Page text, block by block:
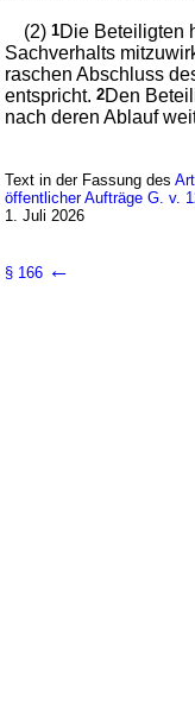
(2)1Die Beteiligten
Sachverhalts
raschen Abschluss
entspricht.2Den
nach deren Ablauf
Text in der Fassung des
öffentlicher Aufträge G. v.
1. Juli 2026
§ 166 ←